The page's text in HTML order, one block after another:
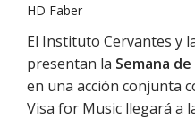
HD Faber
El Instituto Cervantes y
presentan la Semana
en una acción conjunta
Visa for Music llegará a